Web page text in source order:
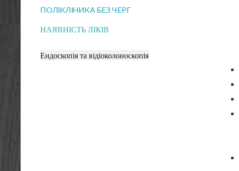
ПОЛІКЛІНИКА БЕЗ ЧЕРГ
НАЯВНІСТЬ ЛІКІВ
Ендоскопія та відіоколоноскопія